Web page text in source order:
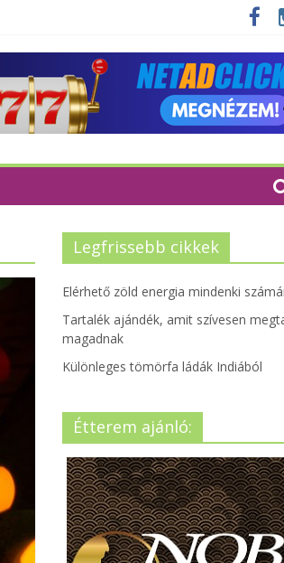
Legfrissebb cikkek
Elérhető zöld energia mindenki
Tartalék ajándék, amit szívesen
magadnak
Különleges tömörfa ládák Indiából
Étterem ajánló: